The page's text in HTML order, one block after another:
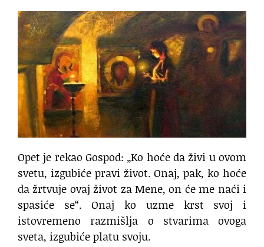
Opet je rekao Gospod: „Ko hoće da živi u ovom
svetu, izgubiće pravi život. Onaj, pak, ko hoće
da žrtvuje ovaj život za Mene, on će me naći i
spasiće se“. Onaj ko uzme krst svoj i
istovremeno razmišlja o stvarima ovoga
sveta, izgubiće platu svoju.